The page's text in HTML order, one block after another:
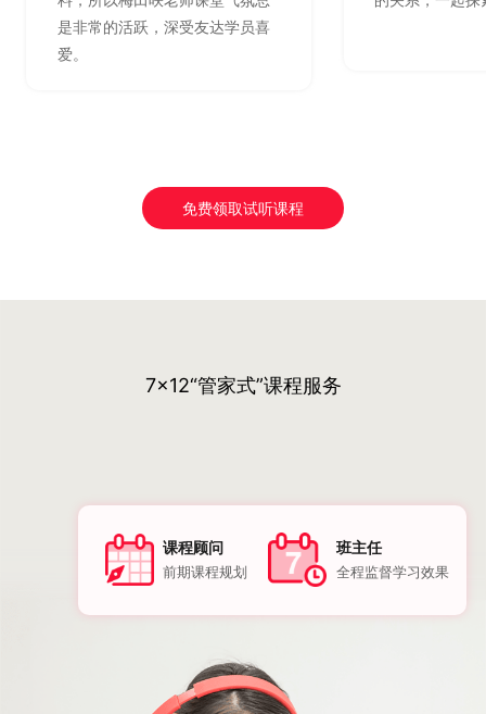
是非常的活跃，深受友达学员喜
爱。
免费领取试听课程
7x12“管家式”课程服务
课程顾问
前期课程规划
班主任
全程监督学习效果